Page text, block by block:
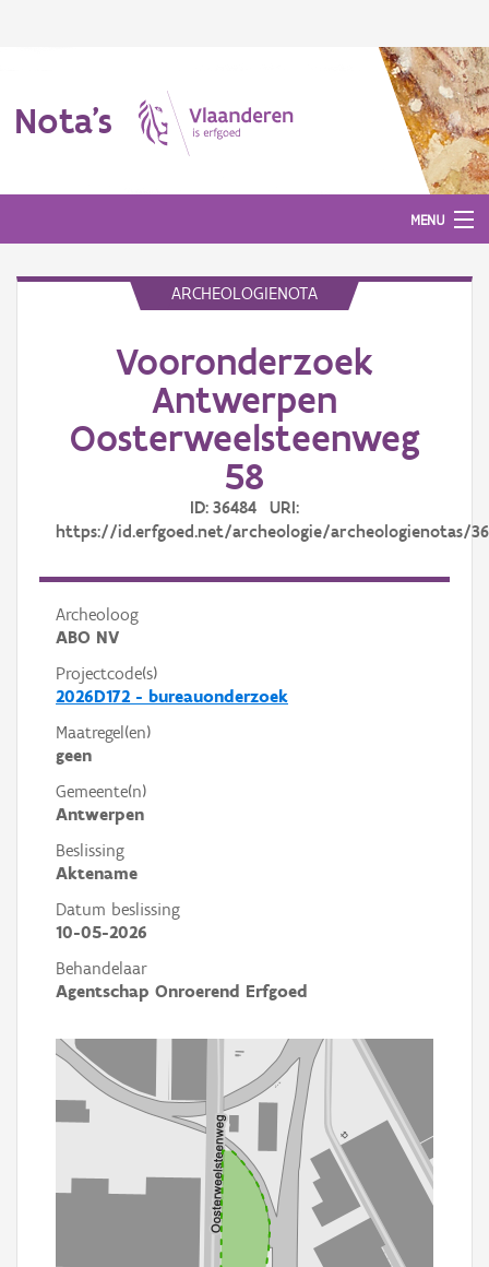
Nota's
MENU
ARCHEOLOGIENOTA
Vooronderzoek
Antwerpen
Oosterweelsteenweg
58
ID: 36484 URI:
https://id.erfgoed.net/archeologie/archeologienotas/
Archeoloog
ABO NV
Projectcode(s)
2026D172 - bureauonderzoek
Maatregel(en)
geen
Gemeente(n)
Antwerpen
Beslissing
Aktename
Datum beslissing
10-05-2026
Behandelaar
Agentschap Onroerend Erfgoed